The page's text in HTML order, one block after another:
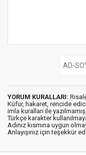
YORUM KURALLARI:
Küfür, hakaret, rencide
imla kuralları ile yazılmamış,
Türkçe karakter
Adınız kısmına uygun
Anlayışınız için teşekkür